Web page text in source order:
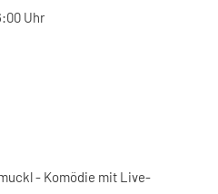
Uhr
- Komödie mit Live-